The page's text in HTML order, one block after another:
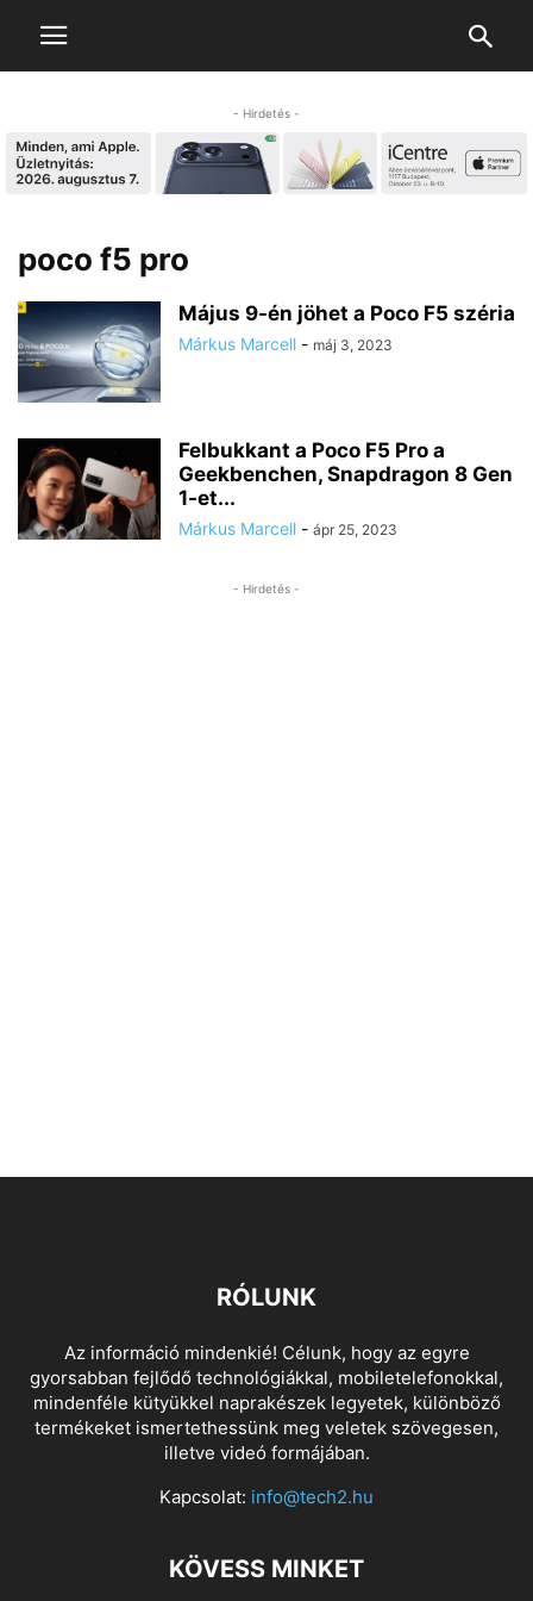
- Hirdetés -
poco f5 pro
Május 9-én jöhet a Poco F5 széria
Márkus Marcell - máj 3, 2023
Felbukkant a Poco F5 Pro a
Geekbenchen, Snapdragon 8 Gen
1-et...
Márkus Marcell - ápr 25, 2023
- Hirdetés -
RÓLUNK
Az információ mindenkié! Célunk, hogy az egyre
gyorsabban fejlődő technológiákkal, mobiletelefonokkal,
mindenféle kütyükkel naprakészek legyetek, különböző
termékeket ismertethessünk meg veletek szövegesen,
illetve videó formájában.
Kapcsolat: info@tech2.hu
KÖVESS MINKET